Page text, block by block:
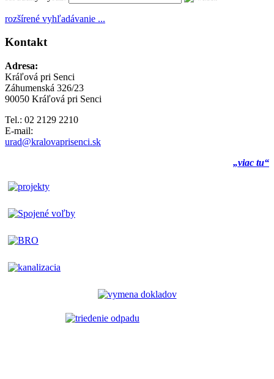
rozšírené vyhľadávanie ...
Kontakt
Adresa:
Kráľová pri Senci
Záhumenská 326/23
90050 Kráľová pri Senci
Tel.: 02 2129 2210
E-mail:
urad@kralovaprisenci.sk
„viac tu“